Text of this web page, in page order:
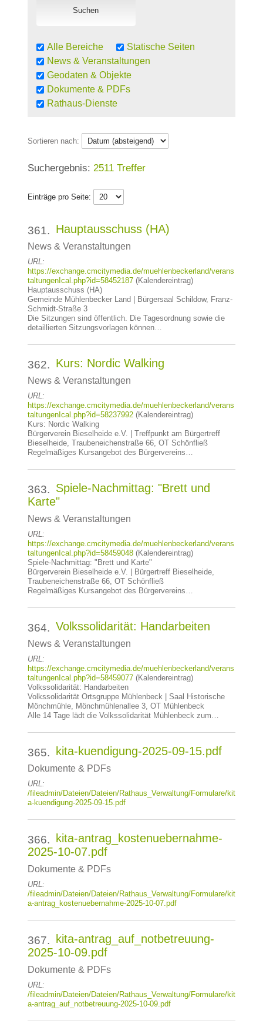
Alle Bereiche
Statische Seiten
News & Veranstaltungen
Geodaten & Objekte
Dokumente & PDFs
Rathaus-Dienste
Sortieren nach:
2511 Treffer
Einträge pro Seite:
361. Hauptausschuss (HA)
News & Veranstaltungen
URL:
https://exchange.cmcitymedia.de/muehlenbeckerland/verans
taltungenIcal.php?id=58452187(Kalendereintrag)
Hauptausschuss (HA)
Gemeinde Mühlenbecker Land | Bürgersaal Schildow, Franz-
Schmidt-Straße 3
Die Sitzungen sind öffentlich. Die Tagesordnung sowie die
detaillierten Sitzungsvorlagen können…
362. Kurs: Nordic Walking
News & Veranstaltungen
URL:
https://exchange.cmcitymedia.de/muehlenbeckerland/verans
taltungenIcal.php?id=58237992(Kalendereintrag)
Kurs: Nordic Walking
Bürgerverein Bieselheide e.V. | Treffpunkt am Bürgertreff
Bieselheide, Traubeneichenstraße 66, OT Schönfließ
Regelmäßiges Kursangebot des Bürgervereins…
363. Spiele-Nachmittag: "Brett und
Karte"
News & Veranstaltungen
URL:
https://exchange.cmcitymedia.de/muehlenbeckerland/verans
taltungenIcal.php?id=58459048(Kalendereintrag)
Spiele-Nachmittag: "Brett und Karte"
Bürgerverein Bieselheide e.V. | Bürgertreff Bieselheide,
Traubeneichenstraße 66, OT Schönfließ
Regelmäßiges Kursangebot des Bürgervereins…
364. Volkssolidarität: Handarbeiten
News & Veranstaltungen
URL:
https://exchange.cmcitymedia.de/muehlenbeckerland/verans
taltungenIcal.php?id=58459077(Kalendereintrag)
Volkssolidarität: Handarbeiten
Volkssolidarität Ortsgruppe Mühlenbeck | Saal Historische
Mönchmühle, Mönchmühlenallee 3, OT Mühlenbeck
Alle 14 Tage lädt die Volkssolidarität Mühlenbeck zum…
365. kita-kuendigung-2025-09-15.pdf
Dokumente & PDFs
URL:
/fileadmin/Dateien/Dateien/Rathaus_Verwaltung/Formulare/kit
a-kuendigung-2025-09-15.pdf
366.
kita-antrag_kostenuebernahme-
2025-10-07.pdf
Dokumente & PDFs
URL:
/fileadmin/Dateien/Dateien/Rathaus_Verwaltung/Formulare/kit
a-antrag_kostenuebernahme-2025-10-07.pdf
367.
kita-antrag_auf_notbetreuung-
2025-10-09.pdf
Dokumente & PDFs
URL:
/fileadmin/Dateien/Dateien/Rathaus_Verwaltung/Formulare/kit
a-antrag_auf_notbetreuung-2025-10-09.pdf